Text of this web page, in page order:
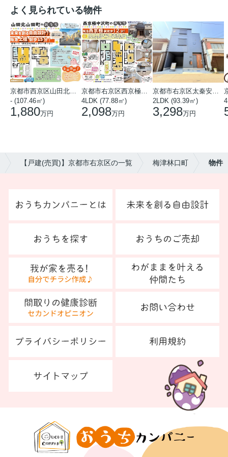
よく見られている物件
- (107.46㎡)
1,880万円
4LDK (77.88㎡)
2,098万円
2LDK (93.39㎡)
3,298万円
【戸建(売買)】京都市右京区の一覧 梅津林口町 物件